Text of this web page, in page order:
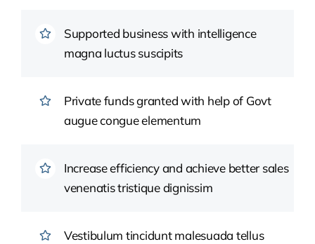
Supported business with intelligence
magna luctus suscipits
Private funds granted with help of Govt
augue congue elementum
Increase efficiency and achieve better sales
venenatis tristique dignissim
Vestibulum tincidunt malesuada tellus